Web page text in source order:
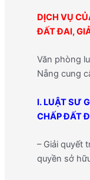
DỊCH VỤ
ĐẤT ĐAI,
Văn phòng
Nẵng cung
I. LUẬT SƯ
CHẤP ĐẤT
– Giải quyết
quyền sở